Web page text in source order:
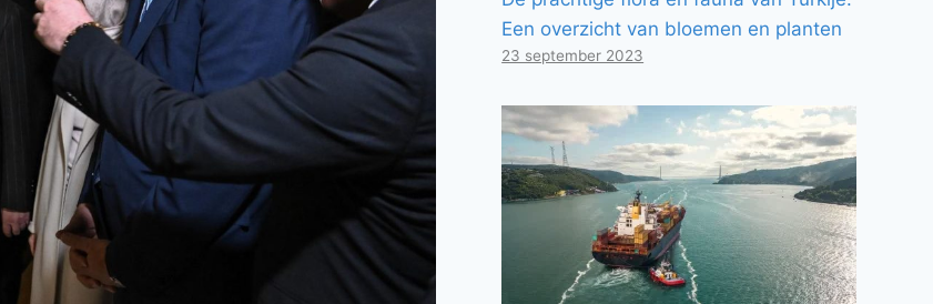
Een overzicht van bloemen en planten
23 september 2023